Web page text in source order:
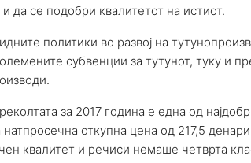
и да се подобри квалитетот на истиот.
политики во развој на
субвенции за тутунот, туку и
за 2017 година е една од
натпросечна откупна цена од 217,5
квалитет и речиси немаше четврта